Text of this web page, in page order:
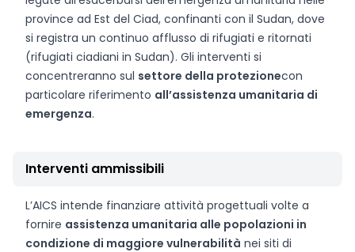
province ad Est del Ciad, confinanti con il Sudan, dove
si registra un continuo afflusso di rifugiati e ritornati
(rifugiati ciadiani in Sudan). Gli interventi si
concentreranno sul settore della protezionecon
particolare riferimento all’assistenza umanitaria di
emergenza.
Interventi ammissibili
L’AICS intende finanziare attività progettuali volte a
fornire assistenza umanitaria alle popolazioni in
condizione di maggiore vulnerabilità nei siti di